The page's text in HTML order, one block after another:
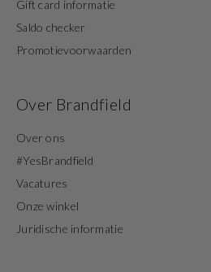
Gift card informatie
Saldo checker
Promotievoorwaarden
Over Brandfield
Over ons
#YesBrandfield
Vacatures
Onze winkel
Juridische informatie